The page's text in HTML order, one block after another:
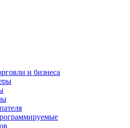
и бизнеса